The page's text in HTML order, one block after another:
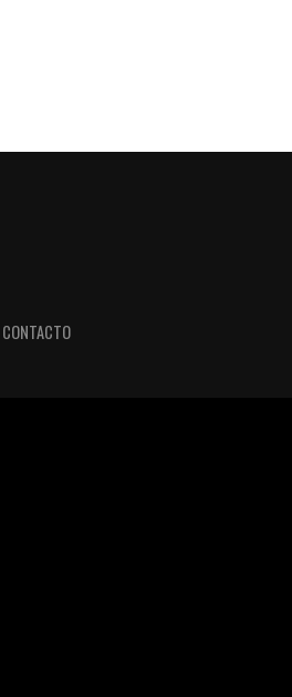
CONTACTO